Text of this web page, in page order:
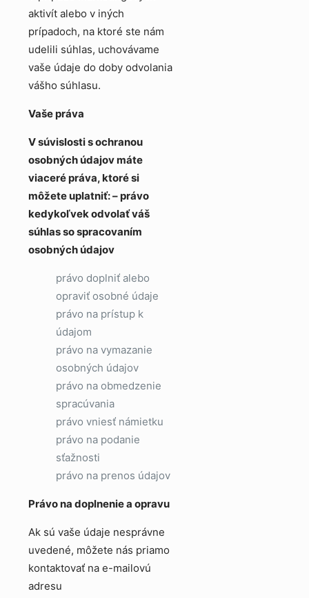
aktivít alebo v iných
prípadoch, na ktoré ste nám
udelili súhlas, uchovávame
vaše údaje do doby odvolania
vášho súhlasu.
Vaše práva
V súvislosti s ochranou
osobných údajov máte
viaceré práva, ktoré si
môžete uplatniť: – právo
kedykoľvek odvolať váš
súhlas so spracovaním
osobných údajov
právo doplniť alebo
opraviť osobné údaje
právo na prístup k
údajom
právo na vymazanie
osobných údajov
právo na obmedzenie
spracúvania
právo vniesť námietku
právo na podanie
sťažnosti
právo na prenos údajov
Právo na doplnenie a opravu
Ak sú vaše údaje nesprávne
uvedené, môžete nás priamo
kontaktovať na e-mailovú
adresu